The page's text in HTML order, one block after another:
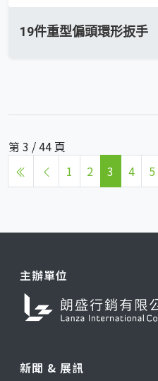
19件重型偏頭環形扳手
第 3 / 44 頁
1
2 3 4 5
主辦單位
新聞 & 展訊